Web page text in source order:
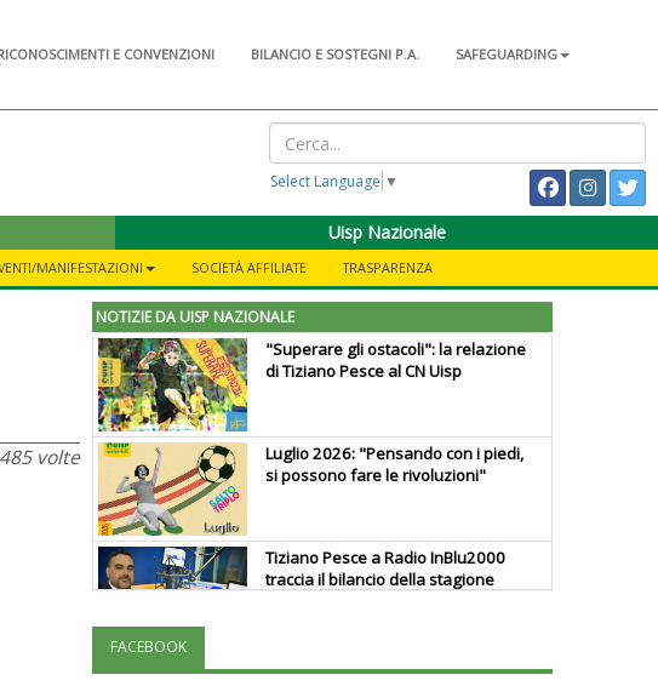
E CONVENZIONI BILANCIO E SOSTEGNI P.A.
SAFEGUARDING
Select Language ▼
Uisp Nazionale
MANIFESTAZIONI SOCIETÀ AFFILIATE TRASPARENZA
volte
NOTIZIE DA UISP NAZIONALE
"Superare gli ostacoli": la relazione
di Tiziano Pesce al CN Uisp
Luglio 2026: "Pensando con i piedi,
si possono fare le rivoluzioni"
Tiziano Pesce a Radio InBlu2000
traccia il bilancio della stagione
FACEBOOK